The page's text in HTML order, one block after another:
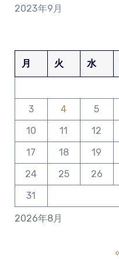
2023年9月
2026年8月
月 火 水
3
4 5
10
11 12
17
18 19
24
25 26
31